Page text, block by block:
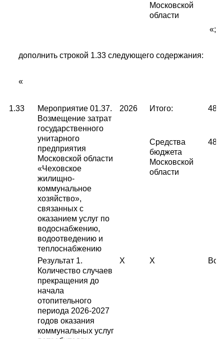
Московской
области
«;
дополнить строкой 1.33 следующего содержания:
«
1.33
Мероприятие 01.37.
Возмещение затрат
государственного
унитарного
предприятия
Московской области
«Чеховское
жилищно-
коммунальное
хозяйство»,
связанных с
оказанием услуг по
водоснабжению,
водоотведению и
теплоснабжению
2026 Итого:
Средства
бюджета
Московской
области
Результат 1.
Количество случаев
прекращения до
начала
отопительного
периода 2026-2027
годов оказания
коммунальных услуг
X X